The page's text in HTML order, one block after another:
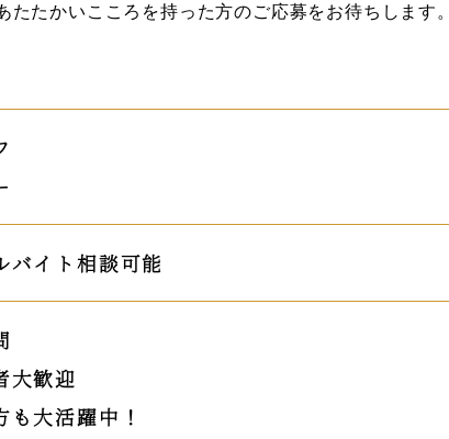
たかいこころを持った方のご応募をお待ちします。
イト相談可能
大歓迎
大活躍中！